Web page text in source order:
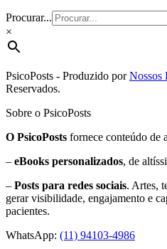
Procurar...
×
PsicoPosts - Produzido porNossos
Reservados.
Sobre o PsicoPosts
O PsicoPosts fornece conteúdo de
– eBooks personalizados, de
– Posts para redes sociais. Artes,
gerar visibilidade, engajamento e
pacientes.
WhatsApp: (11) 94103-4986